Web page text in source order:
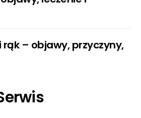
rąk – objawy, przyczyny,